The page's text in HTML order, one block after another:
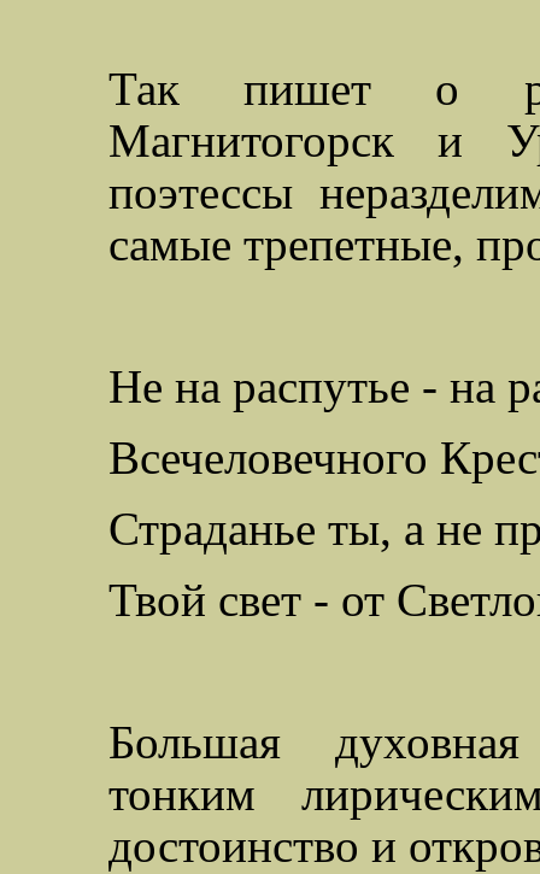
Так пишет о
Магнитогорск и
поэтессы
самые трепетные,
Не на распутье - на
Всечеловечного
Страданье ты, а не
Твой свет - от
Большая
тонким
достоинство и